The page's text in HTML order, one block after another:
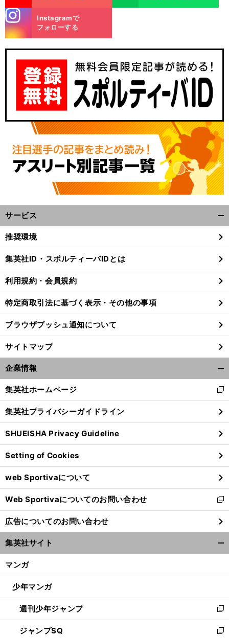
前
m
Instagramで
フォローする
サービス
閉
る
推奨環境
集英社ID・スポルティーバIDとは
利用規約・会員規約
特定商取引法に基づく表示・その他の事項
ブラウザプッシュ通知について
サイトマップ
企業情報
閉
る
集英社ホームページ
新
し
い
ウ
ィ
ン
ド
ウ
で
開
く
集英社プライバシーガイドライン
SHUEISHA Privacy Guideline
Setting of Cookies
web Sportivaについて
Web Sportivaについてのお問い合わせ
新
し
い
ウ
ィ
ン
ウ
開
く
広告についてのお問い合わせ
集英社サイト
マンガ
少年マンガ
週刊少年ジャンプ
新
し
い
ジャンプSQ
新